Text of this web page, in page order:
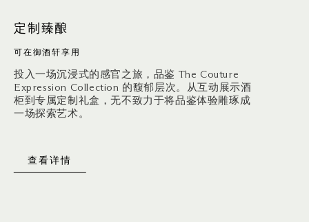
定制臻酿
可在御酒轩享用
投入一场沉浸式的感官之旅，品鉴 The Couture
Expression Collection 的馥郁层次。从互动展示酒
柜到专属定制礼盒，无不致力于将品鉴体验雕琢成
一场探索艺术。
查看详情